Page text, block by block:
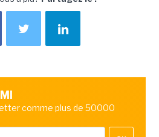
comme plus de 50000